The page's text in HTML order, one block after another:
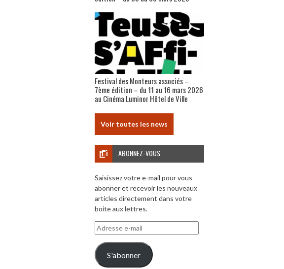
Festival des Monteurs associés –
7ème édition – du 11 au 16 mars 2026
au Cinéma Luminor Hôtel de Ville
Voir toutes les news
ABONNEZ-VOUS
Saisissez votre e-mail pour vous
abonner et recevoir les nouveaux
articles directement dans votre
boite aux lettres.
Adresse
e-
mail
S'abonner